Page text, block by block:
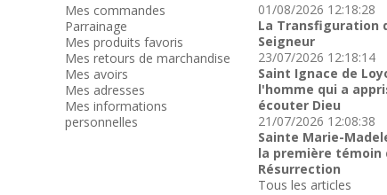
Mes commandes
Parrainage
Mes produits favoris
Mes retours de marchandise
Mes avoirs
Mes adresses
Mes informations
personnelles
01/08/2026 12:18:28
La Transfiguration
Seigneur
23/07/2026 12:18:14
Saint Ignace de
l'homme qui a
écouter Dieu
21/07/2026 12:08:38
Sainte Marie-
la première témoin
Résurrection
Tous les articles